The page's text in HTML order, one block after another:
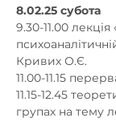
8.02.25 субота
9.30-11.00 лекція
Кривих О.Є.
11.00-11.15
11.15-12.45
групах на тему